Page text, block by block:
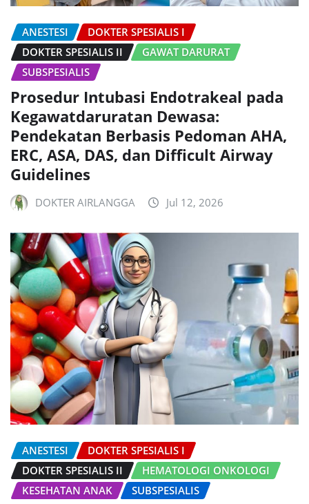
ANESTESI
DOKTER SPESIALIS I
DOKTER SPESIALIS II
GAWAT DARURAT
SUBSPESIALIS
Prosedur Intubasi Endotrakeal pada
Kegawatdaruratan Dewasa:
Pendekatan Berbasis Pedoman AHA,
ERC, ASA, DAS, dan Difficult Airway
Guidelines
DOKTER AIRLANGGA Jul 12, 2026
ANESTESI
DOKTER SPESIALIS I
DOKTER SPESIALIS II
HEMATOLOGI ONKOLOGI
KESEHATAN ANAK
SUBSPESIALIS